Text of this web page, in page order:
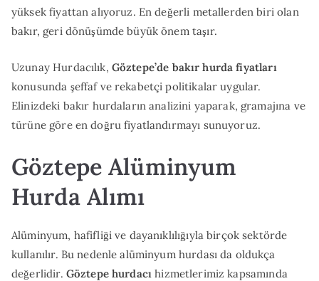
yüksek fiyattan alıyoruz. En değerli metallerden biri olan
bakır, geri dönüşümde büyük önem taşır.
Uzunay Hurdacılık, Göztepe’de bakır hurda fiyatları
konusunda şeffaf ve rekabetçi politikalar uygular.
Elinizdeki bakır hurdaların analizini yaparak, gramajına ve
türüne göre en doğru fiyatlandırmayı sunuyoruz.
Göztepe Alüminyum
Hurda Alımı
Alüminyum, hafifliği ve dayanıklılığıyla birçok sektörde
kullanılır. Bu nedenle alüminyum hurdası da oldukça
değerlidir. Göztepe hurdacı hizmetlerimiz kapsamında